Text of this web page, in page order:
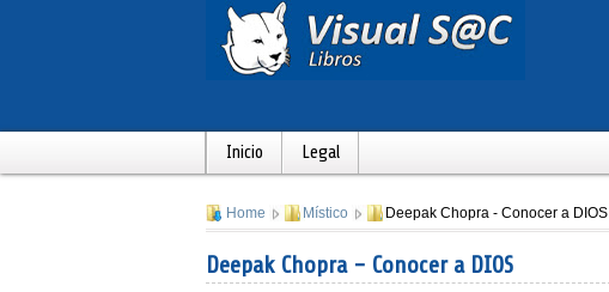
Inicio Legal
Home Místico Deepak Chopra - Conocer a DIOS
Deepak Chopra - Conocer a DIOS